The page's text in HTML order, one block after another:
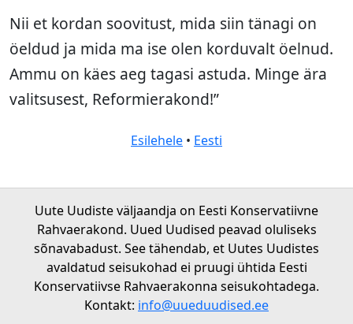
Nii et kordan soovitust, mida siin tänagi on
öeldud ja mida ma ise olen korduvalt öelnud.
Ammu on käes aeg tagasi astuda. Minge ära
valitsusest, Reformierakond!”
Esilehele • Eesti
Uute Uudiste väljaandja on Eesti Konservatiivne
Rahvaerakond. Uued Uudised peavad oluliseks
sõnavabadust. See tähendab, et Uutes Uudistes
avaldatud seisukohad ei pruugi ühtida Eesti
Konservatiivse Rahvaerakonna seisukohtadega.
Kontakt: info@uueduudised.ee